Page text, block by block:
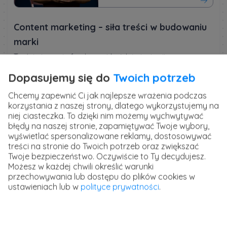
Content marketing – siła treści w budowaniu
marki
Treści stanowią fundament każdej strategii
bombardowani informacjami, stworzenie angażującego
i wartościowego contentu jest kluczem do wyróżnienia
się na rynku. Content marketing obejmuje nie tylko
teksty, ale również obrazy, wideo, infografiki i inne formy
komunikacji, które mają na celu przyciągnięcie uwagi
odbiorców i budowanie relacji z marką.
Ważnym elementem content marketingu jest
zrozumienie potrzeb i oczekiwań grupy docelowej.
Treści powinny odpowiadać na pytania użytkowników,
dostarczać wartościowych informacji i angażować na
Dopasujemy się do Twoich potrzeb
Chcemy zapewnić Ci jak najlepsze wrażenia podczas
korzystania z naszej strony, dlatego wykorzystujemy na
niej ciasteczka. To dzięki nim możemy wychwytywać
błędy na naszej stronie, zapamiętywać Twoje wybory,
wyświetlać spersonalizowane reklamy, dostosowywać
treści na stronie do Twoich potrzeb oraz zwiększać
Twoje bezpieczeństwo. Oczywiście to Ty decydujesz.
Możesz w każdej chwili określić warunki
przechowywania lub dostępu do plików cookies w
ustawieniach lub w polityce prywatności.